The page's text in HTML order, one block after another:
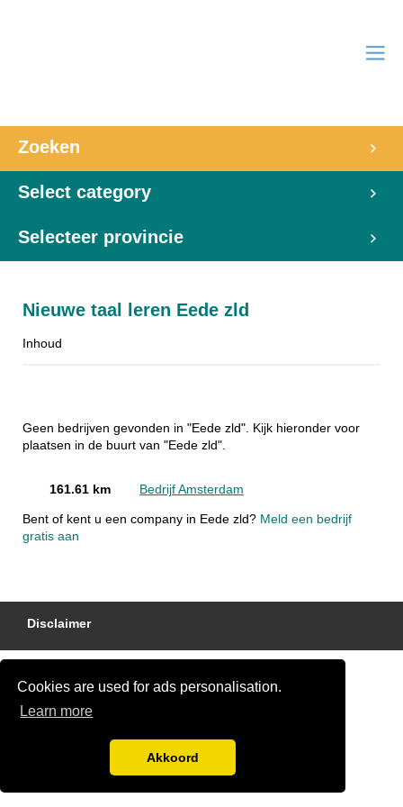
Cookies are used for ads personalisation.
Learn more
Akkoord
Zoeken
Select category
Selecteer provincie
Nieuwe taal leren Eede zld
Inhoud
Geen bedrijven gevonden in "Eede zld". Kijk hieronder voor
plaatsen in de buurt van "Eede zld".
161.61 km Bedrijf Amsterdam
Bent of kent u een company in Eede zld? Meld een bedrijf
gratis aan
Disclaimer